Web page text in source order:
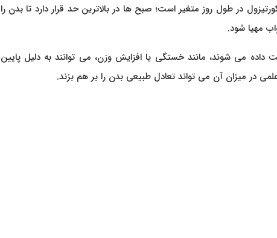
در طول روز متغیر است؛ صبح‌ ها در بالاترین حد قرار دارد تا بدن را
مهیا شود.
داده می‌ شوند، مانند خستگی یا افزایش وزن، می‌ توانند به دلیل پایین
در میزان آن می‌ تواند تعادل طبیعی بدن را بر هم بزند.